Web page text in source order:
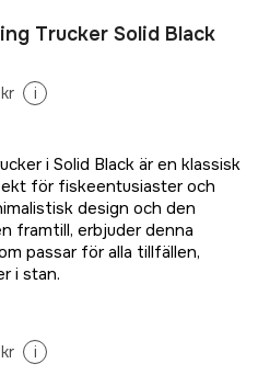
Trucker Solid Black
i
i Solid Black är en klassisk
för fiskeentusiaster och
design och den
framtill, erbjuder denna
passar för alla tillfällen,
i stan.
i